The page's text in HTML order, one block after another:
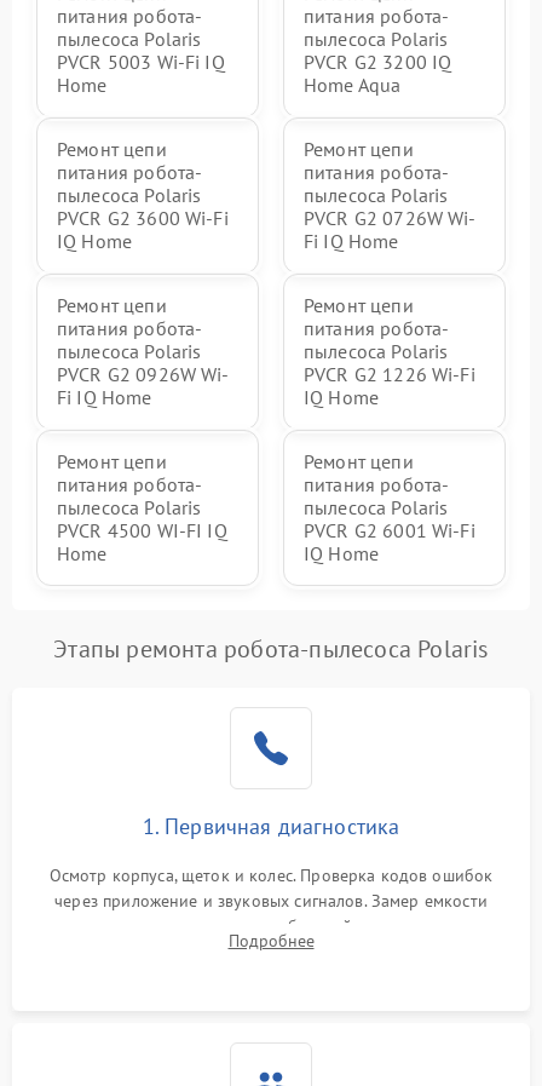
питания робота-
пылесоса Polaris
PVCR 5003 Wi-Fi IQ
Home
питания робота-
пылесоса Polaris
PVCR G2 3200 IQ
Home Aqua
Ремонт цепи
питания робота-
пылесоса Polaris
PVCR G2 3600 Wi-Fi
IQ Home
Ремонт цепи
питания робота-
пылесоса Polaris
PVCR G2 0726W Wi-
Fi IQ Home
Ремонт цепи
питания робота-
пылесоса Polaris
PVCR G2 0926W Wi-
Fi IQ Home
Ремонт цепи
питания робота-
пылесоса Polaris
PVCR G2 1226 Wi-Fi
IQ Home
Ремонт цепи
питания робота-
пылесоса Polaris
PVCR 4500 WI-FI IQ
Home
Ремонт цепи
питания робота-
пылесоса Polaris
PVCR G2 6001 Wi-Fi
IQ Home
Этапы ремонта робота-пылесоса Polaris
1. Первичная диагностика
Осмотр корпуса, щеток и колес. Проверка кодов ошибок
через приложение и звуковых сигналов. Замер емкости
аккумулятора и тестирование базовой станции зарядки.
Оценка работы лидара, бампера и датчиков падения для
Подробнее